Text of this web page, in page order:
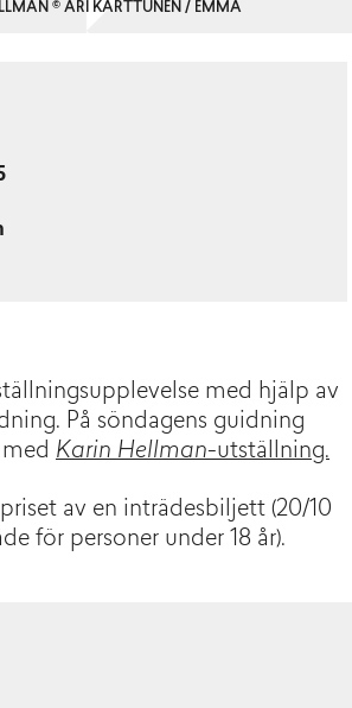
© ARI KARTTUNEN / EMMA
med hjälp av
På söndagens guidning
Karin Hellman-utställning.
av en inträdesbiljett (20/10
för personer under 18 år).